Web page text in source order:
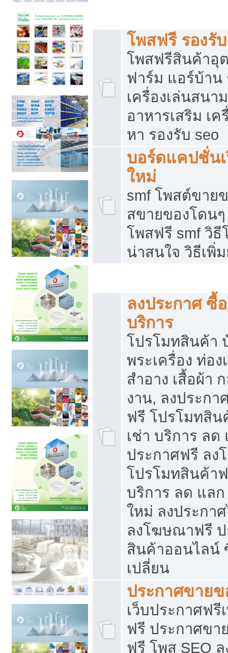
โพสฟรี รองรั
โพสฟรีสินค้าอุ
ฟาร์ม แอร์บ้าน
เครื่องเล่นสนา
อาหารเสริม เ
หา รองรับ seo
บอร์ดแคปชั่น
ใหม่
smf โพสต์ขาย
สขายของโดน
โพสฟรี smf วิธี
น่าสนใจ วิธีเพิ่
ลงประกาศ ซื้
บริการ
โปรโมทสินค้า
พระเครื่อง ท่อง
สำอาง เสื้อผ้า
งาน, ลงประก
ฟรี โปรโมทสิ
เช่า บริการ ลด
ประกาศฟรี ล
โปรโมทสินค้า
บริการ ลด แล
ใหม่ ลงประกา
ลงโฆษณาฟรี
สินค้าออนไลน์
เปลี่ยน
ประกาศขายข
เว็บประกาศฟรี
ฟรี ประกาศขา
ฟรี โพส SEO